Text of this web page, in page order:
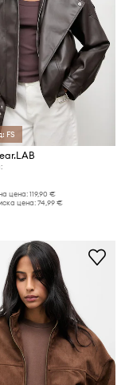
FS
цена:119,90 €
цена:74,99 €